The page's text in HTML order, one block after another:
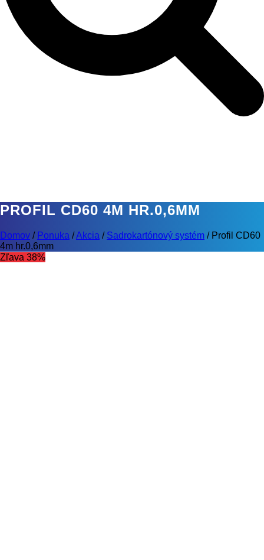
PROFIL CD60 4M HR.0,6MM
Domov / Ponuka /Akcia / Sadrokartónový systém / Profil CD60
4m hr.0,6mm
Zľava 38%